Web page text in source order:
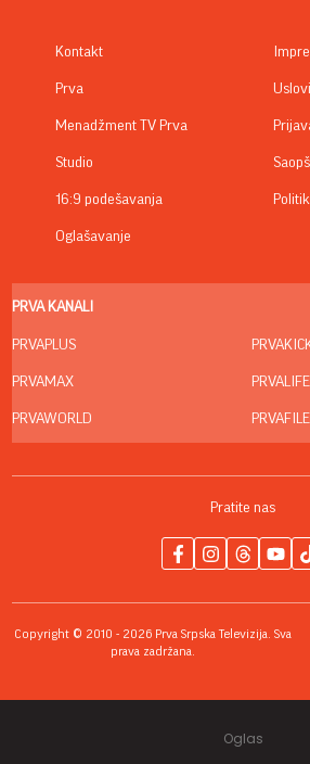
Kontakt
Prva
Menadžment TV Prva
Studio
16:9 podešavanja
Oglašavanje
PRVA KANALI
PRVAPLUS
PRVAMAX
PRVAWORLD
PRVALIFE
Pratite nas
Copyright © 2010 - 2026 Prva Srpska Televizija. Sva
prava zadržana.